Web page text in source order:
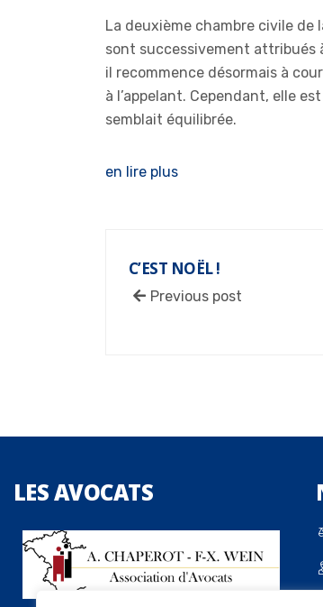
La deuxième chambre civile
sont successivement attribués
il recommence désormais à
à l’appelant. Cependant, elle
semblait équilibrée.
en lire plus
C’EST NOËL !
Previous post
LESAVOCATS